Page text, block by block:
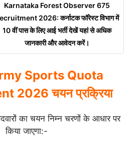
Karnataka Forest Observer 675
2026: कर्नाटक फॉरेस्ट विभाग में
10 वीं पास के लिए आई भर्ती देखें यहां से अधिक
जानकारी और आवेदन करें।
Sports Quota
2026 चयन प्रक्रिया
का चयन निम्न चरणों के आधार पर
किया जाएगा:-